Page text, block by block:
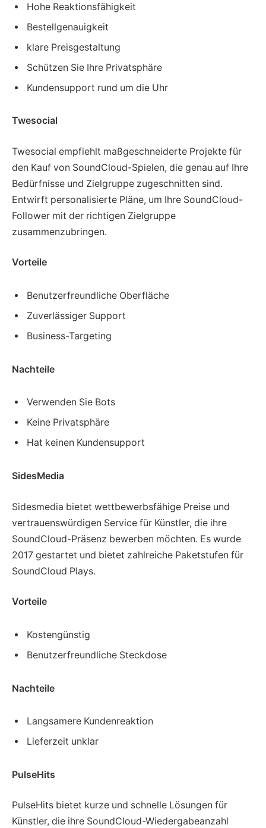
Hohe Reaktionsfähigkeit
Bestellgenauigkeit
klare Preisgestaltung
Schützen Sie Ihre Privatsphäre
Kundensupport rund um die Uhr
Twesocial
Twesocial empfiehlt maßgeschneiderte Projekte für
den Kauf von SoundCloud-Spielen, die genau auf Ihre
Bedürfnisse und Zielgruppe zugeschnitten sind.
Entwirft personalisierte Pläne, um Ihre SoundCloud-
Follower mit der richtigen Zielgruppe
zusammenzubringen.
Vorteile
Benutzerfreundliche Oberfläche
Zuverlässiger Support
Business-Targeting
Nachteile
Verwenden Sie Bots
Keine Privatsphäre
Hat keinen Kundensupport
SidesMedia
Sidesmedia bietet wettbewerbsfähige Preise und
vertrauenswürdigen Service für Künstler, die ihre
SoundCloud-Präsenz bewerben möchten. Es wurde
2017 gestartet und bietet zahlreiche Paketstufen für
SoundCloud Plays.
Vorteile
Kostengünstig
Benutzerfreundliche Steckdose
Nachteile
Langsamere Kundenreaktion
Lieferzeit unklar
PulseHits
PulseHits bietet kurze und schnelle Lösungen für
Künstler, die ihre SoundCloud-Wiedergabeanzahl